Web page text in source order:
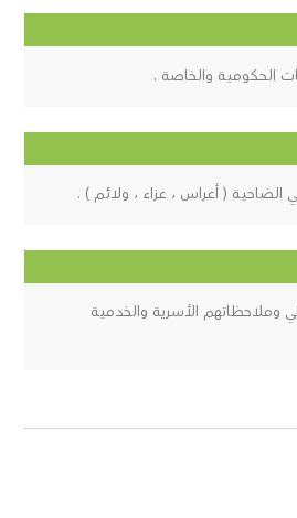
الحكومية والخاصة .
( أعراس ، عزاء ، ولائم ) .
وملاحظاتهم الأسرية والخدمية